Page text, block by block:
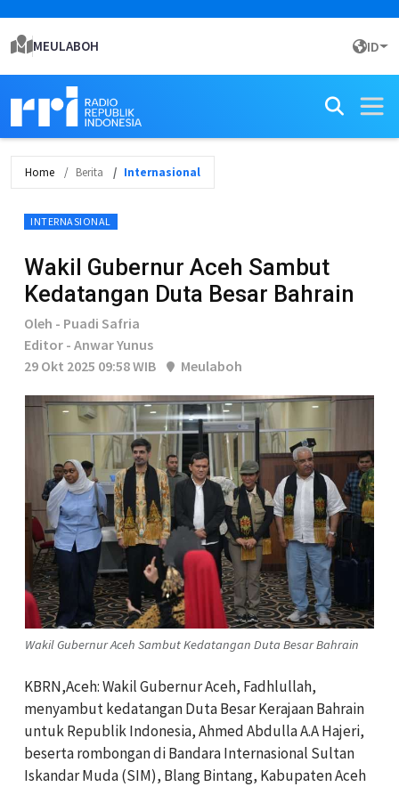
MEULABOH ID
Home Berita Internasional
INTERNASIONAL
Wakil Gubernur Aceh Sambut
Kedatangan Duta Besar Bahrain
Oleh - Puadi Safria
Editor - Anwar Yunus
29 Okt 2025 09:58 WIB
Meulaboh
Wakil Gubernur Aceh Sambut Kedatangan Duta Besar Bahrain
KBRN,Aceh: Wakil Gubernur Aceh, Fadhlullah,
menyambut kedatangan Duta Besar Kerajaan Bahrain
untuk Republik Indonesia, Ahmed Abdulla A.A Hajeri,
beserta rombongan di Bandara Internasional Sultan
Iskandar Muda (SIM), Blang Bintang, Kabupaten Aceh